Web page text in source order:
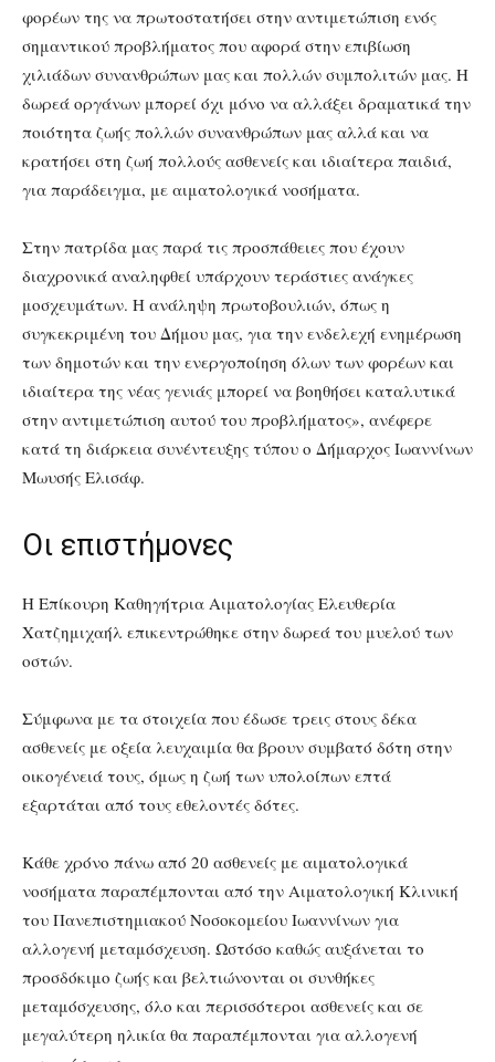
φορέων της να πρωτοστατήσει στην αντιμετώπιση ενός
σημαντικού προβλήματος που αφορά στην επιβίωση
χιλιάδων συνανθρώπων μας και πολλών συμπολιτών μας. Η
δωρεά οργάνων μπορεί όχι μόνο να αλλάξει δραματικά την
ποιότητα ζωής πολλών συνανθρώπων μας αλλά και να
κρατήσει στη ζωή πολλούς ασθενείς και ιδιαίτερα παιδιά,
για παράδειγμα, με αιματολογικά νοσήματα.
Στην πατρίδα μας παρά τις προσπάθειες που έχουν
διαχρονικά αναληφθεί υπάρχουν τεράστιες ανάγκες
μοσχευμάτων. Η ανάληψη πρωτοβουλιών, όπως η
συγκεκριμένη του Δήμου μας, για την ενδελεχή ενημέρωση
των δημοτών και την ενεργοποίηση όλων των φορέων και
ιδιαίτερα της νέας γενιάς μπορεί να βοηθήσει καταλυτικά
στην αντιμετώπιση αυτού του προβλήματος», ανέφερε
κατά τη διάρκεια συνέντευξης τύπου ο Δήμαρχος Ιωαννίνων
Μωυσής Ελισάφ.
Οι επιστήμονες
Η Επίκουρη Καθηγήτρια Αιματολογίας Ελευθερία
Χατζημιχαήλ επικεντρώθηκε στην δωρεά του μυελού των
οστών.
Σύμφωνα με τα στοιχεία που έδωσε τρεις στους δέκα
ασθενείς με οξεία λευχαιμία θα βρουν συμβατό δότη στην
οικογένειά τους, όμως η ζωή των υπολοίπων επτά
εξαρτάται από τους εθελοντές δότες.
Κάθε χρόνο πάνω από 20 ασθενείς με αιματολογικά
νοσήματα παραπέμπονται από την Αιματολογική Κλινική
του Πανεπιστημιακού Νοσοκομείου Ιωαννίνων για
αλλογενή μεταμόσχευση. Ωστόσο καθώς αυξάνεται το
προσδόκιμο ζωής και βελτιώνονται οι συνθήκες
μεταμόσχευσης, όλο και περισσότεροι ασθενείς και σε
μεγαλύτερη ηλικία θα παραπέμπονται για αλλογενή